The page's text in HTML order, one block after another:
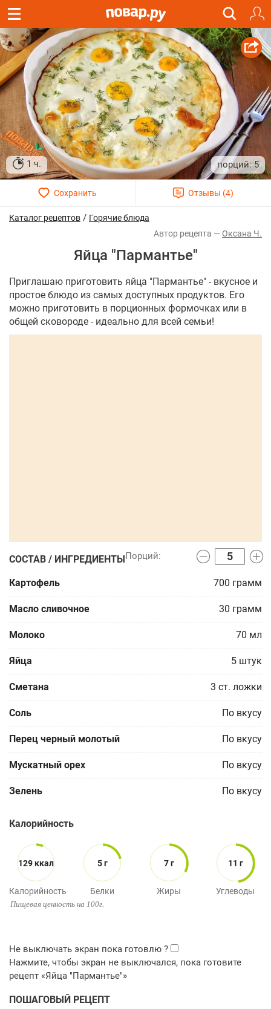
1 ч. 5
Каталог рецептов / Горячие блюда
Оксана Ч.
Яйца "Пармантье"
Приглашаю приготовить яйца "Пармантье" - вкусное и
простое блюдо из самых доступных продуктов. Его
можно приготовить в порционных формочках или в
общей сковороде - идеально для всей семьи!
СОСТАВ / ИНГРЕДИЕНТЫ
Картофель 700 грамм
Масло сливочное 30 грамм
Молоко 70 мл
Яйца 5 штук
Сметана 3 ст. ложки
Соль По вкусу
Перец черный молотый По вкусу
Мускатный орех По вкусу
Зелень По вкусу
Калорийность
129 ккал
Калорийность
5 г
Белки
7 г
Жиры
11 г
Углеводы
Пищевая ценность на 100г.
ПОШАГОВЫЙ РЕЦЕПТ